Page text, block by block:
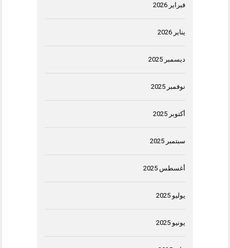
فبراير 2026
يناير 2026
ديسمبر 2025
نوفمبر 2025
أكتوبر 2025
سبتمبر 2025
أغسطس 2025
يوليو 2025
يونيو 2025